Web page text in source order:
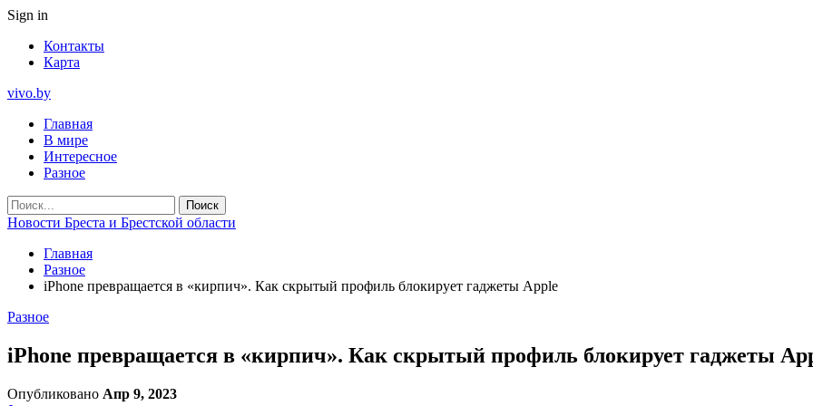
Sign in
Контакты
Карта
vivo.by
Главная
В мире
Интересное
Разное
Новости Бреста и Брестской области
Главная
Разное
iPhone превращается в «кирпич». Как скрытый профиль блокирует гаджеты Apple
Разное
iPhone превращается в «кирпич». Как скрытый профиль блокирует гаджеты
Опубликовано Апр 9, 2023